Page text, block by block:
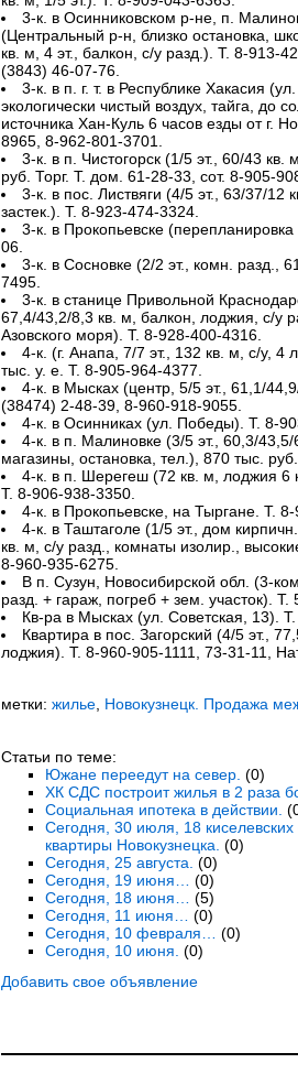
3-к. в Осинниковском р-не, п.
(Центральный р-н, близко остановка,
кв. м, 4 эт., балкон, с/у разд.). Т. 8-913-
(3843) 46-07-76.
3-к. в п. г. т. в Республике Хакасия
экологически чистый воздух, тайга, до
источника Хан-Куль 6 часов езды от г.
8965, 8-962-801-3701.
3-к. в п. Чистогорск (1/5 эт., 60/43 кв.
руб. Торг. Т. дом. 61-28-33, сот. 8-905-
3-к. в пос. Листвяги (4/5 эт., 63/37/12
застек.). Т. 8-923-474-3324.
3-к. в Прокопьевске
06.
3-к. в Сосновке (2/2 эт., комн. разд.,
7495.
3-к. в станице Привольной
67,4/43,2/8,3 кв. м, балкон, лоджия, с/у
Азовского моря). Т. 8-928-400-4316.
4-к. (г. Анапа, 7/7 эт., 132 кв. м, с/у, 4
тыс. у. е. Т. 8-905-964-4377.
4-к. в Мысках (центр, 5/5 эт., 61,1/
(38474) 2-48-39, 8-960-918-9055.
4-к. в Осинниках (ул. Победы). Т. 8-
4-к. в п. Малиновке (3/5 эт., 60,3/
магазины, остановка, тел.), 870 тыс.
4-к. в п. Шерегеш (72 кв. м, лоджия 6
Т. 8-906-938-3350.
4-к. в Прокопьевске, на Тыргане. Т.
4-к. в Таштаголе (1/5 эт., дом
кв. м, с/у разд., комнаты изолир.,
8-960-935-6275.
В п. Сузун, Новосибирской обл. (3-
разд. + гараж, погреб + зем. участок).
Кв-ра в Мысках (ул. Советская, 13).
Квартира в пос. Загорский (4/5 эт.,
лоджия). Т. 8-960-905-1111, 73-31-11,
метки: жилье, Новокузнецк. Продажа
Статьи по теме:
Южане переедут на север. (0)
ХК СДС построит жилья в 2 раза
Социальная ипотека в действии.
Сегодня, 30 июля, 18
квартиры Новокузнецка. (0)
Сегодня, 25 августа. (0)
Сегодня, 19 июня…
(0)
Сегодня, 18 июня…
(5)
Сегодня, 11 июня…
(0)
Сегодня, 10 февраля…
(0)
Сегодня, 10 июня. (0)
Добавить свое объявление